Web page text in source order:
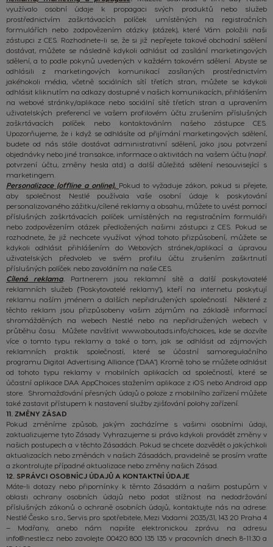
využívalo osobní údaje k propagaci svých produktů nebo služeb
prostřednictvím zaškrtávacích políček umístěných na registračních
formulářích nebo zodpovězením otázky (otázek), které Vám položili naši
zástupci z CES. Rozhodnete-li se, že si již nepřejete takové obchodní sdělení
dostávat, můžete se následně kdykoli odhlásit od zasílání marketingových
sdělení, a to podle pokynů uvedených v každém takovém sdělení. Abyste se
odhlásili z marketingových komunikací zasílaných prostřednictvím
jakéhokoli média, včetně sociálních sítí třetích stran, můžete se kdykoli
odhlásit kliknutím na odkazy dostupné v našich komunikacích, přihlášením
na webové stránky/aplikace nebo sociální sítě třetích stran a upravením
uživatelských preferencí ve vašem profilovém účtu zrušením příslušných
zaškrtávacích políček nebo kontaktováním našeho zástupce CES.
Upozorňujeme, že i když se odhlásíte od přijímání marketingových sdělení,
budete od nás stále dostávat administrativní sdělení, jako jsou potvrzení
objednávky nebo jiné transakce, informace o aktivitách na vašem účtu (např.
potvrzení účtu, změny hesla atd.) a další důležitá sdělení nesouvisející s
marketingem.
Personalizace (offline a online). Pokud to vyžaduje zákon, pokud si přejete,
aby společnost Nestlé používala vaše osobní údaje k poskytování
personalizovaného zážitku/cílené reklamy a obsahu, můžete to uvést pomocí
příslušných zaškrtávacích políček umístěných na registračním formuláři
nebo zodpovězením otázek předložených našimi zástupci z CES. Pokud se
rozhodnete, že již nechcete využívat výhod tohoto přizpůsobení, můžete se
kdykoli odhlásit přihlášením do Webových stránek/aplikací a úpravou
uživatelských předvoleb ve svém profilu účtu zrušením zaškrtnutí
příslušných políček nebo zavoláním na naše CES.
Cílená reklama.
Partnerem jsou reklamní sítě a další poskytovatelé
reklamních služeb ("Poskytovatelé reklamy"), kteří na internetu poskytují
reklamu naším jménem a dalších nepřidružených společností. Některé z
těchto reklam jsou přizpůsobeny vašim zájmům na základě informací
shromážděných na webech Nestlé nebo na nepřidružených webech v
průběhu času. Můžete navštívit www.aboutads.info/choices, kde se dozvíte
více o tomto typu reklamy a také o tom, jak se odhlásit od zájmových
reklamních praktik společností, které se účastní samoregulačního
programu Digital Advertising Alliance ("DAA"). Kromě toho se můžete odhlásit
od tohoto typu reklamy v mobilních aplikacích od společností, které se
účastní aplikace DAA AppChoices stažením aplikace z iOS nebo Android app
store. Shromažďování přesných údajů o poloze z mobilního zařízení můžete
také zastavit přístupem k nastavení služby zjišťování polohy zařízení.
11. ZMĚNY ZÁSAD
Pokud změníme způsob, jakým zacházíme s vašimi osobními údaji,
zaktualizujeme tyto Zásady. Vyhrazujeme si právo kdykoli provádět změny v
našich postupech a v těchto Zásadách. Pokud se chcete dozvědět o jakýchkoli
aktualizacích nebo změnách v našich Zásadách, pravidelně se prosím vraťte
a zkontrolujte případné aktualizace nebo změny našich Zásad.
12. SPRÁVCI OSOBNÍCJ ÚDAJŮ A KONTAKTNÍ ÚDAJE
Máte-li dotazy nebo připomínky k těmto Zásadám a našim postupům v
oblasti ochrany osobních údajů nebo podat stížnost na nedodržování
příslušných zákonů o ochraně osobních údajů, kontaktujte nás na adrese:
Nestlé Česko s.r.o., Servis pro spotřebitele, Mezi Vodami 2035/31, 143 20 Praha 4
– Modřany, anebo nám napište elektronickou zprávu na adresu
info@nestle.cz nebo zavolejte 00420 800 135 135 v pracovních dnech 8-11:30 a